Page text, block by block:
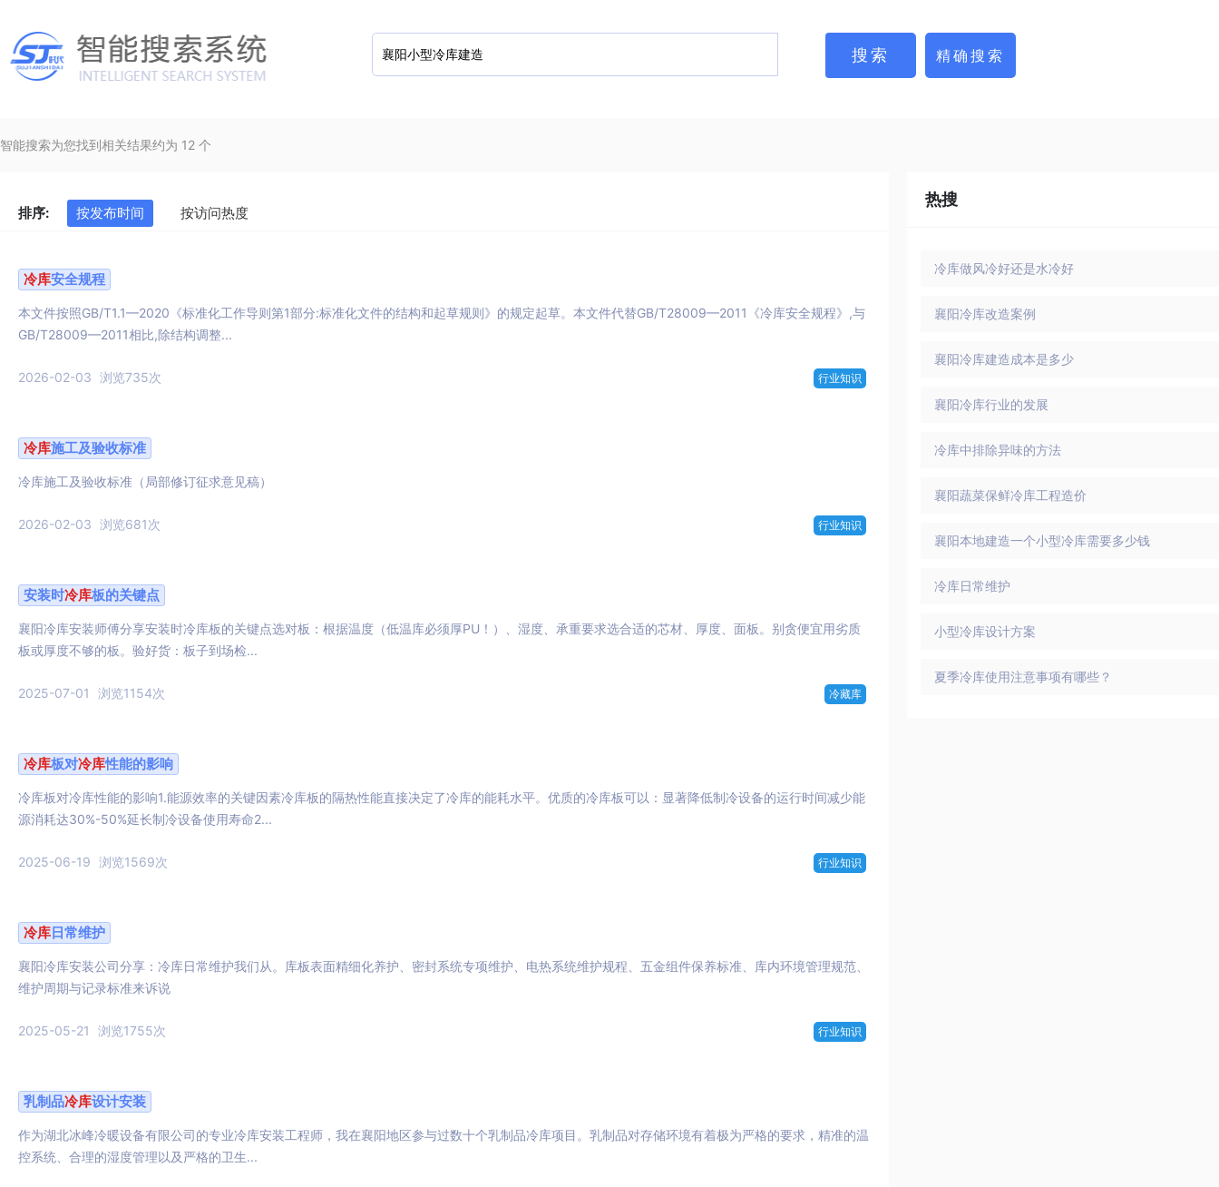
智能搜索为您找到相关结果约为 12 个
排序: 按发布时间 按访问热度
冷库安全规程
本文件按照GB/T1.1—2020《标准化工作导则第1部分:标准化文件的结构和起草规则》的规定起草。本文件代替GB/T28009—2011《冷库安全规程》,与
GB/T28009—2011相比,除结构调整...
2026-02-03 浏览735次 行业知识
冷库施工及验收标准
冷库施工及验收标准（局部修订征求意见稿）
2026-02-03 浏览681次 行业知识
安装时冷库板的关键点
襄阳冷库安装师傅分享安装时冷库板的关键点选对板：根据温度（低温库必须厚PU！）、湿度、承重要求选合适的芯材、厚度、面板。别贪便宜用劣质
板或厚度不够的板。验好货：板子到场检...
2025-07-01 浏览1154次 冷藏库
冷库板对冷库性能的影响
冷库板对冷库性能的影响1.能源效率的关键因素冷库板的隔热性能直接决定了冷库的能耗水平。优质的冷库板可以：显著降低制冷设备的运行时间减少能
源消耗达30%-50%延长制冷设备使用寿命2...
2025-06-19 浏览1569次 行业知识
冷库日常维护
襄阳冷库安装公司分享：冷库日常维护我们从。库板表面精细化养护、密封系统专项维护、电热系统维护规程、五金组件保养标准、库内环境管理规范、
维护周期与记录标准来诉说
2025-05-21 浏览1755次 行业知识
乳制品冷库设计安装
作为湖北冰峰冷暖设备有限公司的专业冷库安装工程师，我在襄阳地区参与过数十个乳制品冷库项目。乳制品对存储环境有着极为严格的要求，精准的温
控系统、合理的湿度管理以及严格的卫生...
热搜
冷库做风冷好还是水冷好
襄阳冷库改造案例
襄阳冷库建造成本是多少
襄阳冷库行业的发展
冷库中排除异味的方法
襄阳蔬菜保鲜冷库工程造价
襄阳本地建造一个小型冷库需要多少钱
冷库日常维护
小型冷库设计方案
夏季冷库使用注意事项有哪些？